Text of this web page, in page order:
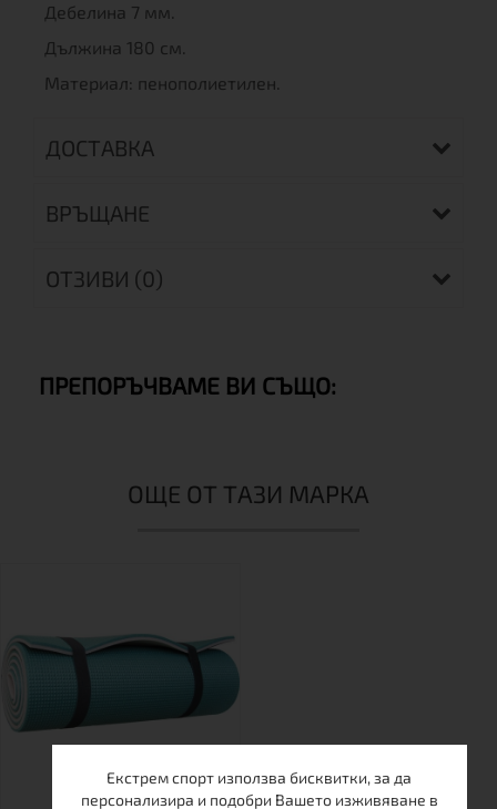
Дебелина 7 мм.
Дължина 180 см.
Материал: пенополиетилен.
ДОСТАВКА
ВРЪЩАНЕ
ОТЗИВИ (0)
ПРЕПОРЪЧВАМЕ ВИ СЪЩО:
ОЩЕ ОТ ТАЗИ МАРКА
Екстрем спорт използва бисквитки, за да
персонализира и подобри Вашето изживяване в